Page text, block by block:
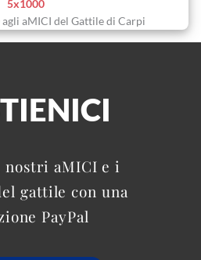
5x1000
aMICI del Gattile di Carpi
nostri aMICI e i
gattile con una
PayPal